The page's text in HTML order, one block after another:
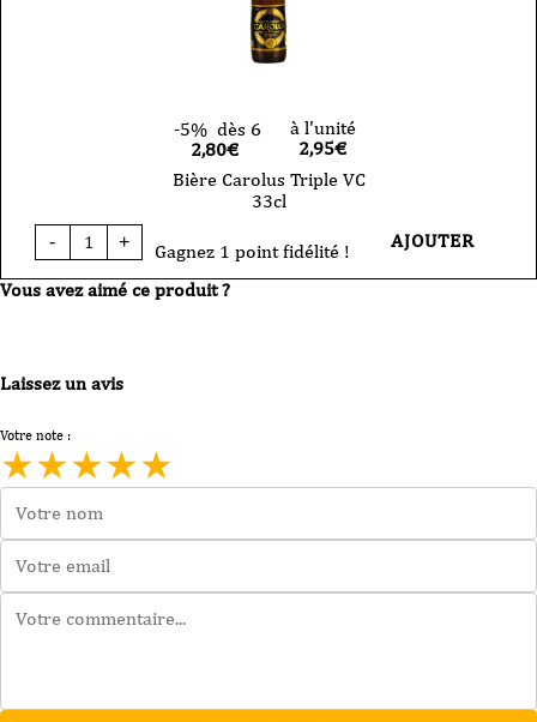
-5% dès 6
2,80€
à l'unité
2,95€
Bière Carolus Triple VC
33cl
-
quantité
de
Carolus
+ Gagnez 1 point fidélité ! AJOUTER
Vous avez aimé ce produit ?
Laissez un avis
Votre note :
★★★★★